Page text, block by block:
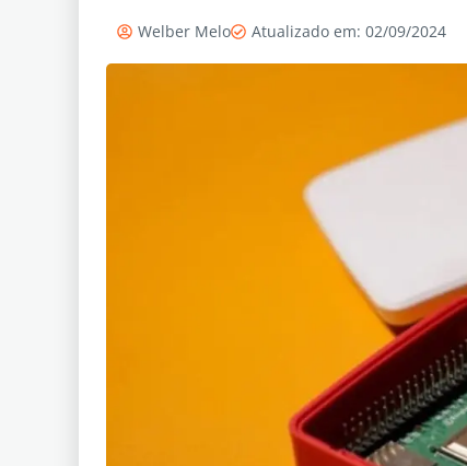
Welber Melo Atualizado em: 02/09/2024